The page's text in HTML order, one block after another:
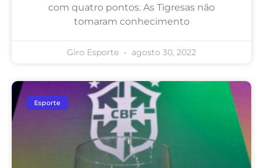
com quatro pontos. As Tigresas não
tomaram conhecimento
Giro Esporte agosto 30, 2022
Esporte